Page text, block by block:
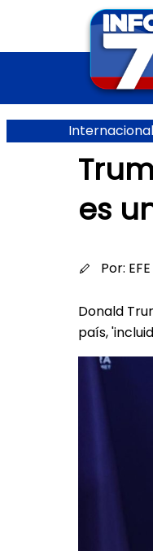
Internacional
es
Por: EFE
Donald
país,